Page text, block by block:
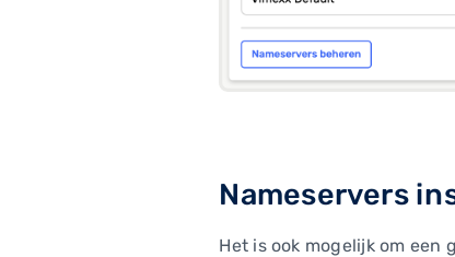
Nameservers
Het is ook mogelijk om